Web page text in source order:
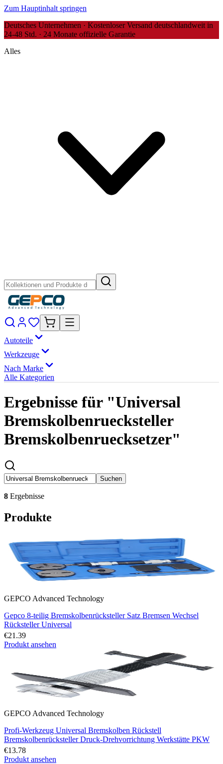
Zum Hauptinhalt springen
Deutsches Unternehmen · Kostenloser Versand deutschlandweit in
24-48 Std. · 24 Monate offizielle Garantie
Alles
Autoteile
Werkzeuge
Nach Marke
Alle Kategorien
Ergebnisse für "Universal
Bremskolbenruecksteller
Bremskolbenruecksetzer"
Suchen
8 Ergebnisse
Produkte
GEPCO Advanced Technology
Gepco 8-teilig Bremskolbenrücksteller Satz Bremsen Wechsel
Rücksteller Universal
€21.39
Produkt ansehen
GEPCO Advanced Technology
Profi-Werkzeug Universal Bremskolben Rückstell
Bremskolbenrücksteller Druck-Drehvorrichtung Werkstätte PKW
€13.78
Produkt ansehen